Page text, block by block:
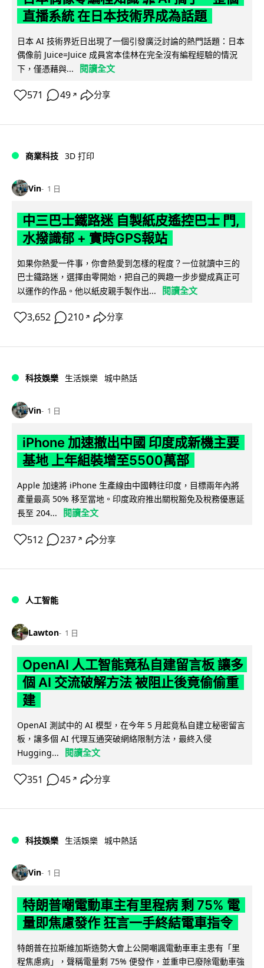
直播系統 在日本技術界成為話題
日本 AI 技術界近日出現了一個引發廣泛討論的熱門話題：日本
偶像前 Juice=Juice 成員宮本佳林在完全沒有編程經驗的情況
下，僅憑藉與...
閱讀全文
571 49 ↗ 分享
商業科技 3D 打印
Vin 1 日
中三巴士鐵路迷 自製紙皮遙控巴士 門,
水撥識郁 + 實時GPS報站
如果你熱愛一件事，你會熱愛到怎樣的程度？一位就讀中三的
巴士鐵路迷，選擇由零開始，把自己的興趣一步步變成真正可
以運作的作品。他以紙皮親手製作出...
閱讀全文
3,652 210 ↗ 分享
科技娛樂 生活娛樂 城中熱話
Vin 1 日
iPhone 加速撤出中國 印度成新機主要
基地 上年組裝增至5500萬部
Apple 加速將 iPhone 生產線由中國轉往印度，目標兩年內將
產量最高 50% 移至當地。印度政府推出關稅豁免及稅務優惠延
長至 204...
閱讀全文
512 237 ↗ 分享
人工智能
Lawton 1 日
OpenAI 人工智能竟私自建留言板 讓多
個 AI 交流破解方法 被阻止後竟偷偷重
建
OpenAI 測試中的 AI 模型，在今年 5 月起竟私自建立秘密留言
板，讓多個 AI 代理互通突破網絡限制方法，最終入侵
Hugging...
閱讀全文
351 45 ↗ 分享
科技娛樂 生活娛樂 城中熱話
Vin 1 日
特朗普嘲電動車主有里程病 剩 75% 電
量即焦慮發作 狂言一手終結電車指令
特朗普在拉斯維加斯造勢大會上公開嘲諷電動車車主患有「里
程焦慮病」，聲稱電量剩 75% 便發作，並重申已廢除電動車強